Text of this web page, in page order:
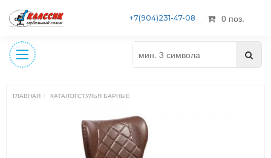
+7(904)231-47-08 0 поз.
ГЛАВНАЯ КАТАЛОГСТУЛЬЯ БАРНЫЕ